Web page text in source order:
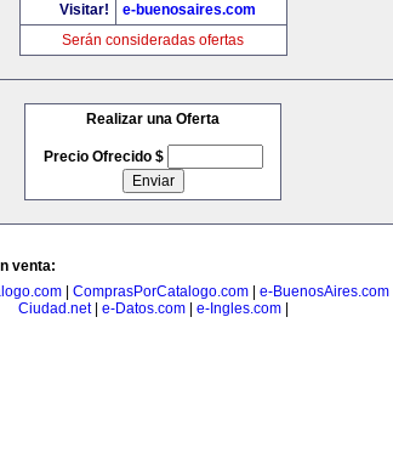
Visitar!
e-buenosaires.com
Serán consideradas ofertas
Realizar una Oferta
Precio Ofrecido $
venta:
| ComprasPorCatalogo.com| e-BuenosAires.com|
Ciudad.net| e-Datos.com| e-Ingles.com|